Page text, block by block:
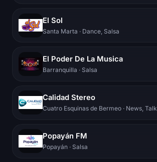
El Sol
Santa Marta · Dance, Salsa
El Poder De La Musica
Barranquilla · Salsa
Calidad Stereo
Cuatro Esquinas de Bermeo · News, Talk
Popayán FM
Popayán · Salsa